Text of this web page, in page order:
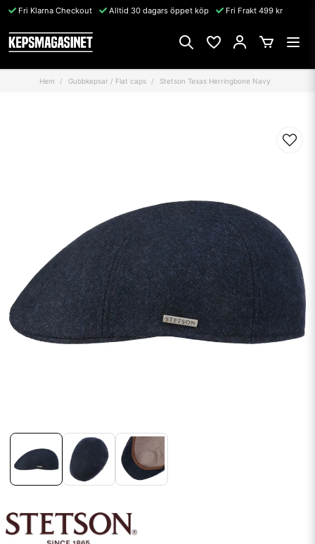
Fri Klarna Checkout Alltid 30 dagars öppet köp Fri Frakt 499 kr
Hem Gubbkepsar / Flat caps Stetson Texas Herringbone Navy